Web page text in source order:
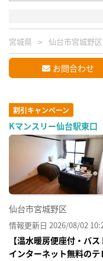
宮城県 仙台市宮城野区
お問合わせ
割引キャンペーン
Kマンスリー仙台駅東口
仙台市宮城野区
情報更新日 2026/08/02
【温水暖房便座付・バ
インターネット無料の